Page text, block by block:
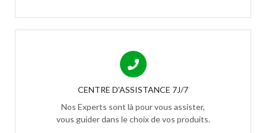
CENTRE D'ASSISTANCE 7J/7
Nos Experts sont là pour vous assister,
vous guider dans le choix de vos produits.